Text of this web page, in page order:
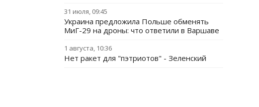
31 июля, 09:45
Украина предложила Польше обменять
МиГ-29 на дроны: что ответили в Варшаве
1 августа, 10:36
Нет ракет для "пэтриотов" - Зеленский